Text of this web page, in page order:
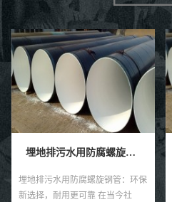
埋地排污水用防腐螺旋钢管
埋地排污水用防腐螺旋钢管：环保
新选择，耐用更可靠 在当今社